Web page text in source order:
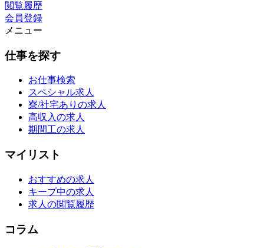
閲覧履歴
会員登録
メニュー
仕事を探す
お仕事検索
スペシャル求人
寮/社宅ありの求人
高収入の求人
期間工の求人
マイリスト
おすすめの求人
キープ中の求人
求人の閲覧履歴
コラム